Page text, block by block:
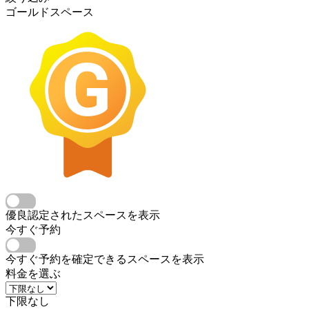
ゴールドスペース
優良認定されたスペースを表示
今すぐ予約
今すぐ予約を確定できるスペースを表示
料金を選ぶ
下限なし